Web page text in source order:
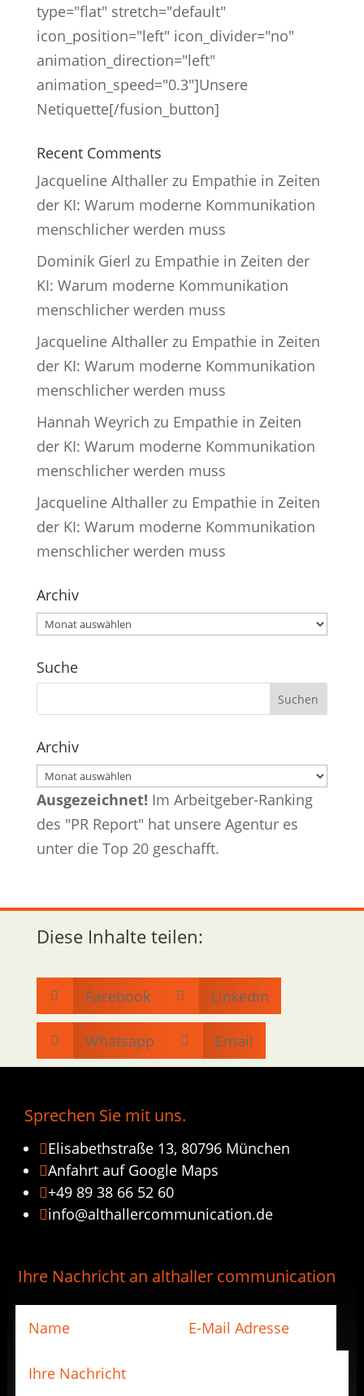
type="flat" stretch="default"
icon_position="left" icon_divider="no"
animation_direction="left"
animation_speed="0.3"]Unsere
Netiquette[/fusion_button]
Recent Comments
Jacqueline Althallerzu Empathie in Zeiten
der KI: Warum moderne Kommunikation
menschlicher werden muss
Dominik Gierl zu Empathie in Zeiten der
KI: Warum moderne Kommunikation
menschlicher werden muss
Jacqueline Althallerzu Empathie in Zeiten
der KI: Warum moderne Kommunikation
menschlicher werden muss
Hannah Weyrich zu Empathie in Zeiten
der KI: Warum moderne Kommunikation
menschlicher werden muss
Jacqueline Althallerzu Empathie in Zeiten
der KI: Warum moderne Kommunikation
menschlicher werden muss
Archiv
Archiv
Suche
Archiv
Archiv
Ausgezeichnet! Im Arbeitgeber-Ranking
des "PR Report" hat unsere Agentur es
unter die Top 20 geschafft.
Diese Inhalte teilen:
 Facebook  Linkedin
 Whatsapp  Email
Sprechen Sie mit uns.
Elisabethstraße 13, 80796 München
Anfahrt auf Google Maps
+49 89 38 66 52 60
info@althallercommunication.de
Ihre Nachricht an althaller communication